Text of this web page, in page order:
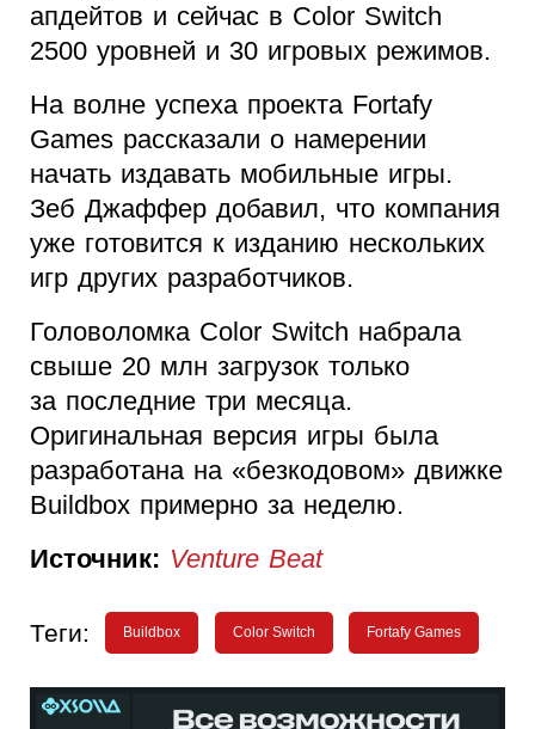
апдейтов и сейчас в Color Switch
2500 уровней и 30 игровых режимов.
На волне успеха проекта Fortafy
Games рассказали о намерении
начать издавать мобильные игры.
Зеб Джаффер добавил, что компания
уже готовится к изданию нескольких
игр других разработчиков.
Головоломка Color Switch набрала
свыше 20 млн загрузок только
за последние три месяца.
Оригинальная версия игры была
разработана на «безкодовом» движке
Buildbox примерно за неделю.
Источник: Venture Beat
Теги: Buildbox Color Switch Fortafy Games